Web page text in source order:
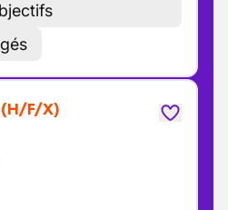
(H/F/X)